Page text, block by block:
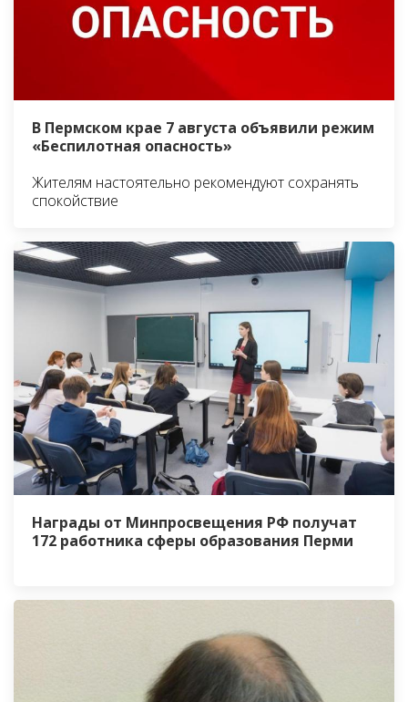
В Пермском крае 7 августа объявили режим
«Беспилотная опасность»
Жителям настоятельно рекомендуют сохранять
спокойствие
Награды от Минпросвещения РФ получат
172 работника сферы образования Перми